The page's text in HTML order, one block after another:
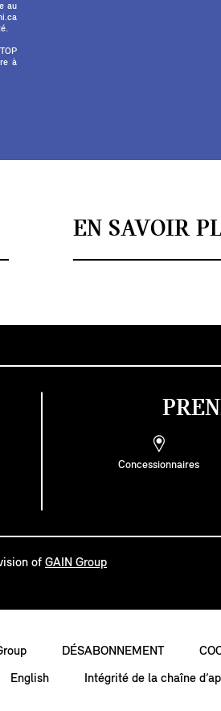
au
à
EN SAVOIR
Concessionnaires
of GAIN Group
DÉSABONNEMENT
English Intégrité de la chaîne